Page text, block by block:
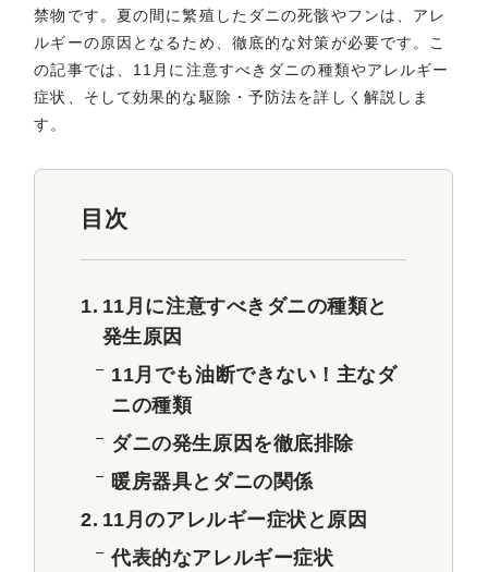
禁物です。夏の間に繁殖したダニの死骸やフンは、アレ
ルギーの原因となるため、徹底的な対策が必要です。こ
の記事では、11月に注意すべきダニの種類やアレルギー
症状、そして効果的な駆除・予防法を詳しく解説しま
す。
目次
11月に注意すべきダニの種類と
発生原因
11月でも油断できない！主なダ
ニの種類
ダニの発生原因を徹底排除
暖房器具とダニの関係
11月のアレルギー症状と原因
代表的なアレルギー症状